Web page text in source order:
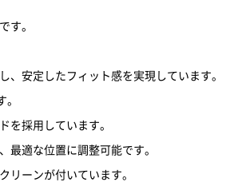
す。
安定したフィット感を実現しています。
採用しています。
適な位置に調整可能です。
ーンが付いています。